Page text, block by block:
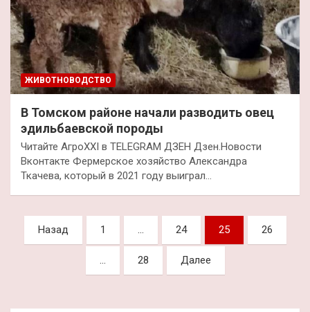
ЖИВОТНОВОДСТВО
В Томском районе начали разводить овец
эдильбаевской породы
Читайте АгроXXI в TELEGRAM ДЗЕН Дзен.Новости
Вконтакте Фермерское хозяйство Александра
Ткачева, который в 2021 году выиграл…
Пагинация
записей
Назад 1 … 24 25 26
… 28 Далее